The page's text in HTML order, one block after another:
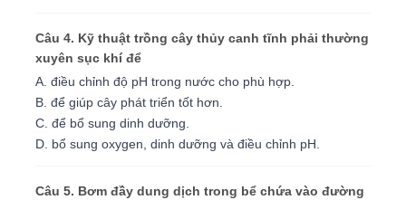
Câu 4. Kỹ thuật trồng cây thủy canh tĩnh phải thường
xuyên sục khí để
A. điều chỉnh độ pH trong nước cho phù hợp.
B. để giúp cây phát triển tốt hơn.
C. để bổ sung dinh dưỡng.
D. bổ sung oxygen, dinh dưỡng và điều chỉnh pH.
Câu 5. Bơm đầy dung dịch trong bể chứa vào đường